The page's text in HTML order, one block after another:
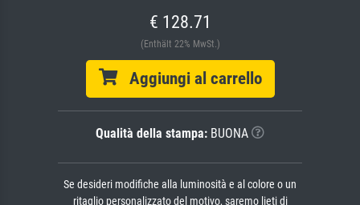
€ 128.71
(Enthält 22% MwSt.)
Aggiungi al carrello
Qualità della stampa: BUONA
Se desideri modifiche alla luminosità e al colore o un
ritaglio personalizzato del motivo, saremo lieti di